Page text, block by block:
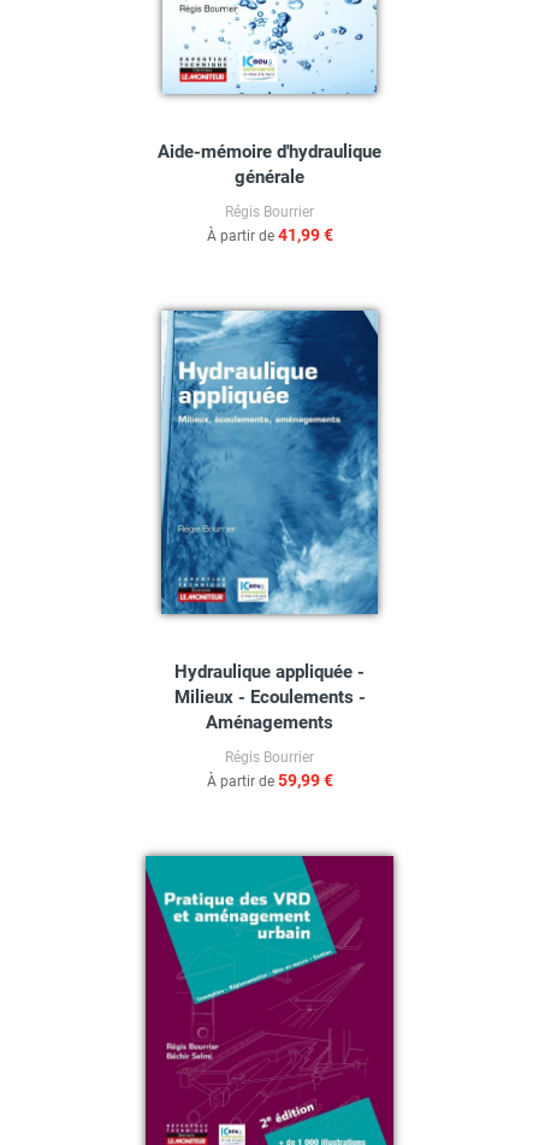
Aide-mémoire d'hydraulique
générale
Régis Bourrier
À partir de 41,99 €
Hydraulique appliquée -
Milieux - Ecoulements -
Aménagements
Régis Bourrier
À partir de 59,99 €